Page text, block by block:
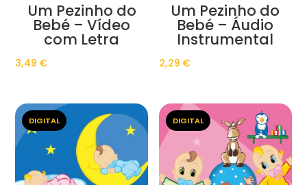
Um Pezinho do
Bebé – Vídeo
com Letra
3,49 €
Um Pezinho do
Bebé – Áudio
Instrumental
2,29 €
DIGITAL DIGITAL